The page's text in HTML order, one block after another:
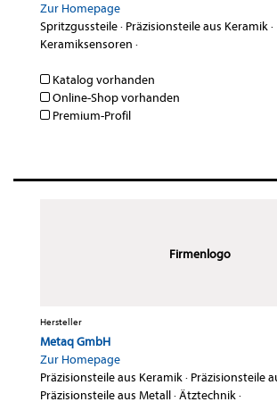
Zur Homepage
Spritzgussteile· Präzisionsteile aus Keramik·
Keramiksensoren ·
Katalog vorhanden
Online-Shop vorhanden
Premium-Profil
Firmenlogo
Hersteller
Metaq GmbH
Zur Homepage
Präzisionsteile aus Keramik· Präzisionsteile
Präzisionsteile aus Metall·Ätztechnik·